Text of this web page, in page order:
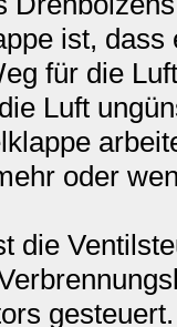
ist,
für die
Luft
oder
die